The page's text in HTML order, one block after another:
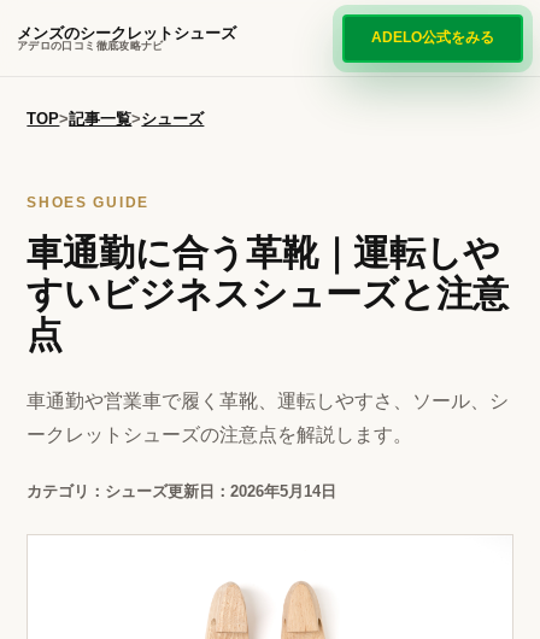
メンズのシークレットシューズ
アデロの口コミ徹底攻略ナビ ADELO公式をみる
TOP>記事一覧>シューズ
SHOES GUIDE
車通勤に合う革靴｜運転しや
すいビジネスシューズと注意
点
車通勤や営業車で履く革靴、運転しやすさ、ソール、シ
ークレットシューズの注意点を解説します。
カテゴリ：シューズ更新日：2026年5月14日